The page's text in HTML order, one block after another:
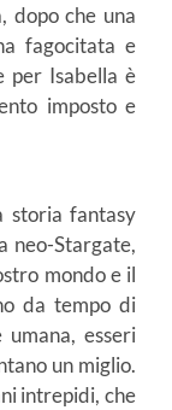
dopo che una
fagocitata e
per Isabella è
imposto e
storia fantasy
neo-Stargate,
mondo e il
da tempo di
esseri
un miglio.
intrepidi, che